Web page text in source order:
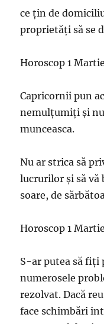
ce țin de
proprietăți să se
Horoscop 1
Capricornii pun
nemulțumiți și
munceasca.
Nu ar strica să
lucrurilor și să vă
soare, de
Horoscop 1
S-ar putea să fiți
numerosele
rezolvat. Dacă
face schimbări